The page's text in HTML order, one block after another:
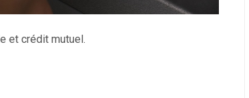
et crédit mutuel.